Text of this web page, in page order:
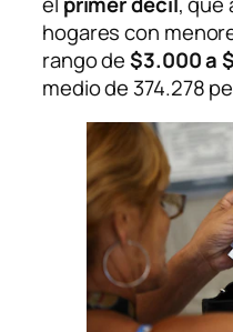
hogares con
rango de$3.000 a
medio de 374.278